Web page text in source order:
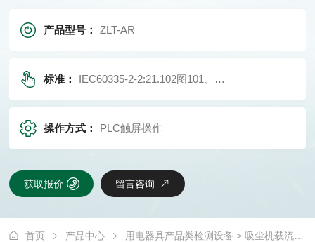
产品型号： ZLT-AR
标准： IEC60335-2-2:21.102图101、GB4706.7：21.102图101
操作方式： PLC触屏操作
获取报价 留言咨询
首页 产品中心 用电器具产品类检测设备 > 吸尘机载流软管耐磨试验机ZLT-AR